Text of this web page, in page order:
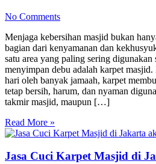
No Comments
Menjaga kebersihan masjid bukan
bagian dari kenyamanan dan
satu area yang paling sering
menyimpan debu adalah karpet
hari oleh banyak jamaah, karpet
tetap bersih, harum, dan nyaman
takmir masjid, maupun […]
Read More »
Jasa Cuci Karpet Masjid di